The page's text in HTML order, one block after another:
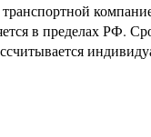
в пределах РФ.